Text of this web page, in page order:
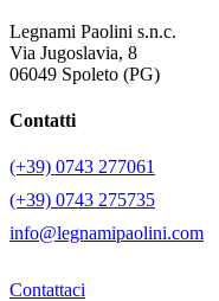
Legnami Paolini s.n.c.
Via Jugoslavia, 8
06049 Spoleto (PG)
Contatti
(+39) 0743 277061
(+39) 0743 275735
info@legnamipaolini.com
Contattaci